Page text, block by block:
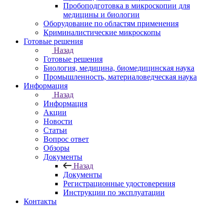
Пробоподготовка в микроскопии для
медицины и биологии
Оборудование по областям применения
Криминалистические микроскопы
Готовые решения
Назад
Готовые решения
Биология, медицина, биомедицинская наука
Промышленность, материаловедческая наука
Информация
Назад
Информация
Акции
Новости
Статьи
Вопрос ответ
Обзоры
Документы
Назад
Документы
Регистрационные удостоверения
Инструкции по эксплуатации
Контакты